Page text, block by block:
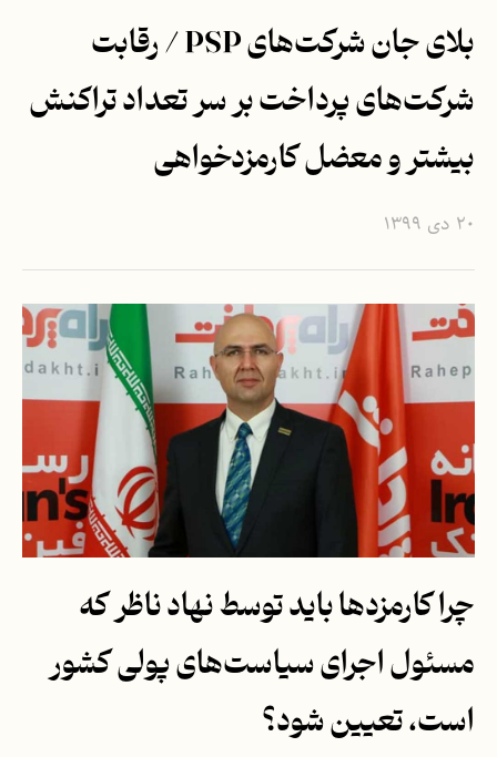
بلای جان شرکت‌های PSP / رقابت
شرکت‌های پرداخت بر سر تعداد تراکنش
بیشتر و معضل کارمزدخواهی
۲۰ دی ۱۳۹۹
چرا کارمزدها باید توسط نهاد ناظر که
مسئول اجرای سیاست‌های پولی کشور
است، تعیین شود؟